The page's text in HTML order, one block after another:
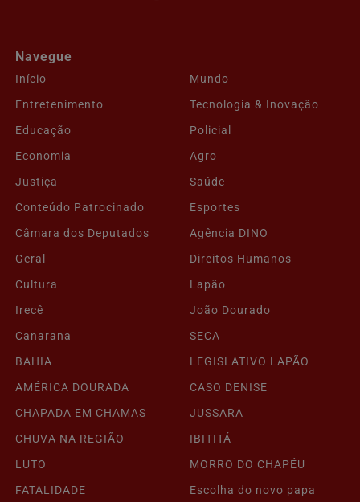
Navegue
Início
Mundo
Entretenimento
Tecnologia & Inovação
Educação
Policial
Economia
Agro
Justiça
Saúde
Conteúdo Patrocinado
Esportes
Câmara dos Deputados
Agência DINO
Geral
Direitos Humanos
Cultura
Lapão
Irecê
João Dourado
Canarana
SECA
BAHIA
LEGISLATIVO LAPÃO
AMÉRICA DOURADA
CASO DENISE
CHAPADA EM CHAMAS
JUSSARA
CHUVA NA REGIÃO
IBITITÁ
LUTO
MORRO DO CHAPÉU
FATALIDADE
Escolha do novo papa